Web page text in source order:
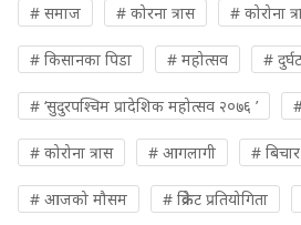
# समाज # कोरना त्रास # कोरोना
# किसानका पिडा # महोत्सव #
# ‘सुदुरपश्चिम प्रादेशिक महोत्सव २०७६ ’
# कोरोना त्रास # आगलागी # बिचार
# आजको मौसम # क्रिकेट प्रतियोगिता